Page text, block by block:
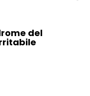
del